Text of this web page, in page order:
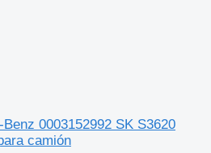
0003152992 SK S3620
camión